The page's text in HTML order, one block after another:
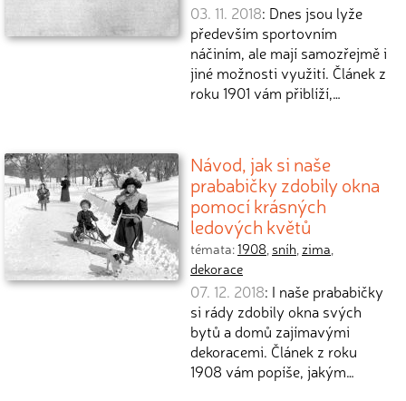
03. 11. 2018: Dnes jsou lyže
především sportovním
náčiním, ale mají samozřejmě i
jiné možnosti využití. Článek z
roku 1901 vám přiblíží,…
Návod, jak si naše
prababičky zdobily okna
pomocí krásných
ledových květů
témata:1908, sníh, zima,
dekorace
07. 12. 2018: I naše prababičky
si rády zdobily okna svých
bytů a domů zajímavými
dekoracemi. Článek z roku
1908 vám popíše, jakým…